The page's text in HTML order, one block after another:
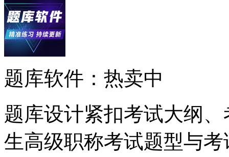
题库软件：热卖中
题库设计紧扣考试大纲
生高级职称考试题型与